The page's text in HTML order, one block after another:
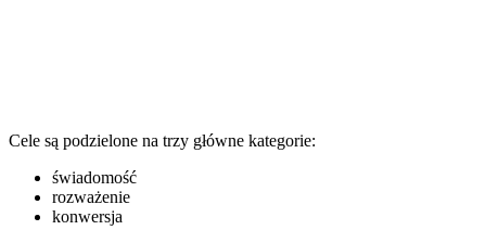
Cele są podzielone na trzy główne kategorie:
świadomość
rozważenie
konwersja